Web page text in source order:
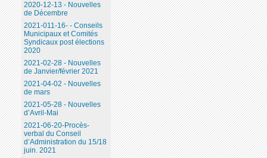
2020-12-13 - Nouvelles
de Décembre
2021-011-16- - Conseils
Municipaux et Comités
Syndicaux post élections
2020
2021-02-28 - Nouvelles
de Janvier/février 2021
2021-04-02 - Nouvelles
de mars
2021-05-28 - Nouvelles
d’Avril-Mai
2021-06-20-Procès-
verbal du Conseil
d’Administration du 15/18
juin. 2021